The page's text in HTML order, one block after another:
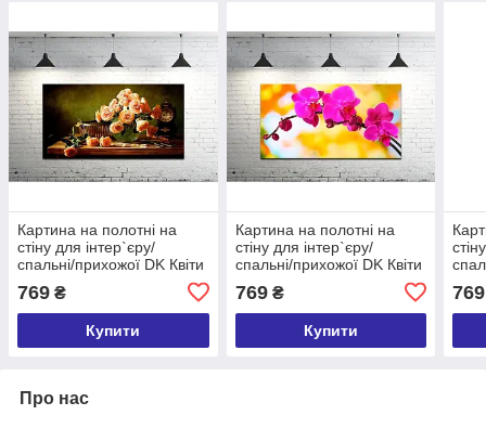
Картина на полотні на
стіну для інтер`єру/
спальні/прихожої DK Квіти
c792)
769 ₴
Купити
Картина на полотні на
стіну для інтер`єру/
спальні/прихожої DK Квіти
(DKP50100-c32)
769₴
Купити
769
Про нас